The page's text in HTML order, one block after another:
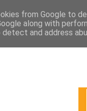
from Google to
along with
and address